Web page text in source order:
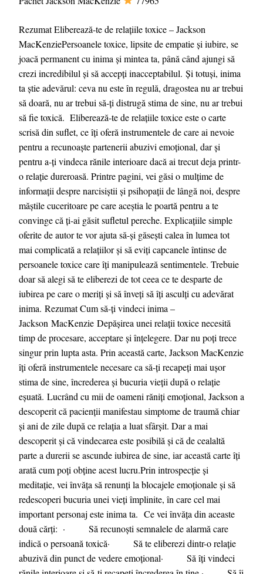
Rezumat Eliberează-te de relațiile toxice – Jackson
MacKenziePersoanele toxice, lipsite de empatie și iubire, se
joacă permanent cu inima și mintea ta, până când ajungi să
crezi incredibilul și să accepți inacceptabilul. Şi totuși, inima
ta știe adevărul: ceva nu este în regulă, dragostea nu ar trebui
să doară, nu ar trebui să-ți distrugă stima de sine, nu ar trebui
să fie toxică. Eliberează-te de relațiile toxice este o carte
scrisă din suflet, ce îți oferă instrumentele de care ai nevoie
pentru a recunoaște partenerii abuzivi emoțional, dar și
pentru a-ți vindeca rănile interioare dacă ai trecut deja printr-
o relație dureroasă. Printre pagini, vei găsi o mulțime de
informații despre narcisiștii și psihopații de lângă noi, despre
măștile cuceritoare pe care aceștia le poartă pentru a te
convinge că ți-ai găsit sufletul pereche. Explicațiile simple
oferite de autor te vor ajuta să-și găsești calea în lumea tot
mai complicată a relațiilor și să eviți capcanele întinse de
persoanele toxice care îți manipulează sentimentele. Trebuie
doar să alegi să te eliberezi de tot ceea ce te desparte de
iubirea pe care o meriți și să înveți să îți asculți cu adevărat
inima. Rezumat Cum să-ți vindeci inima –
Jackson MacKenzie Depășirea unei relații toxice necesită
timp de procesare, acceptare și înțelegere. Dar nu poți trece
singur prin lupta asta. Prin această carte, Jackson MacKenzie
îți oferă instrumentele necesare ca să-ți recapeți mai ușor
stima de sine, încrederea și bucuria vieții după o relație
eșuată. Lucrând cu mii de oameni răniți emoțional, Jackson a
descoperit că pacienții manifestau simptome de traumă chiar
și ani de zile după ce relația a luat sfârșit. Dar a mai
descoperit și că vindecarea este posibilă și că de cealaltă
parte a durerii se ascunde iubirea de sine, iar această carte îți
arată cum poți obține acest lucru.Prin introspecție și
meditație, vei învăța să renunți la blocajele emoționale și să
redescoperi bucuria unei vieți împlinite, în care cel mai
important personaj este inima ta. Ce vei învăța din aceaste
două cărți: · Să recunoști semnalele de alarmă care
indică o persoană toxică· Să te eliberezi dintr-o relație
abuzivă din punct de vedere emoțional· Să îți vindeci